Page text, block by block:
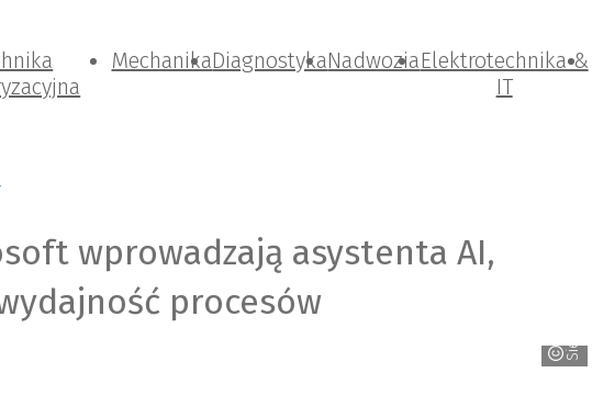
MechanikaDiagnostykaNadwoziaElektrotechnika &
IT
wprowadzają asystenta AI,
procesów
Siemens